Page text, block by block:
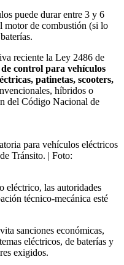
puede durar entre 3 y 6
motor de combustión (si lo
reciente la Ley 2486 de
control para vehículos
patinetas, scooters,
híbridos o
del Código Nacional de
para vehículos eléctricos
Tránsito. | Foto:
eléctrico, las autoridades
técnico-mecánica esté
sanciones económicas,
eléctricos, de baterías y
exigidos.